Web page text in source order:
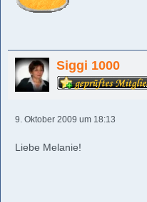
Siggi 1000
9. Oktober 2009 um 18:13
Liebe Melanie!